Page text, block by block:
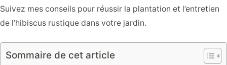
Suivez mes conseils pour réussir la plantation et l’entretien
de l’hibiscus rustique dans votre jardin.
Sommaire de cet article